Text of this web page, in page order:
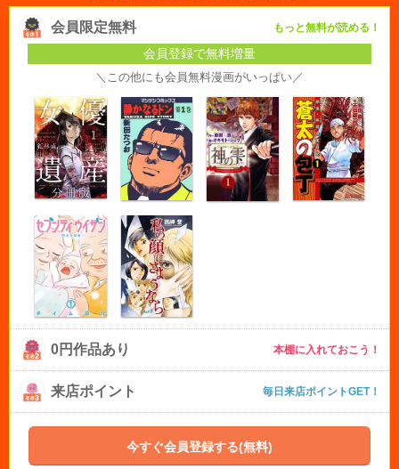
会員限定無料 もっと無料が読める！
会員登録で無料増量
＼この他にも会員無料漫画がいっぱい／
0円作品あり 本棚に入れておこう！
来店ポイント 毎日来店ポイントGET！
今すぐ会員登録する(無料)